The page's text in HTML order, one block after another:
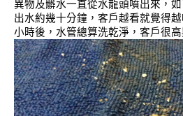
異物及髒水一直從水龍頭噴出來，
出水約幾十分鐘，客戶越看就覺得
小時後，水管總算洗乾淨，客戶很